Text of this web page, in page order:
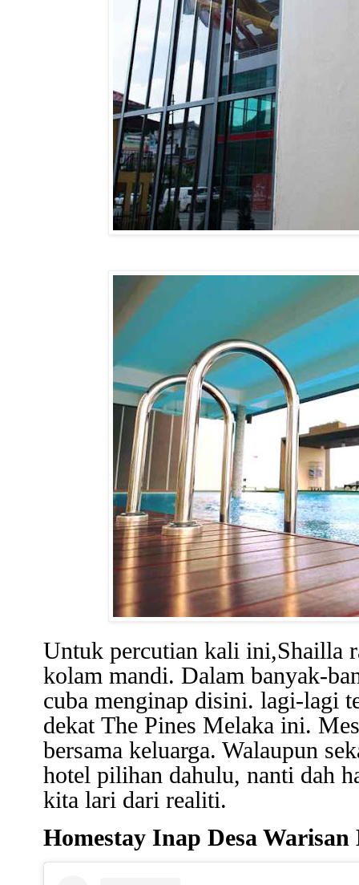
Untuk percutian kali ini,Shailla
kolam mandi. Dalam banyak-
cuba menginap disini. lagi-lagi
dekat The Pines Melaka ini.
bersama keluarga. Walaupun
hotel pilihan dahulu, nanti dah
kita lari dari realiti.
Homestay Inap Desa Warisan